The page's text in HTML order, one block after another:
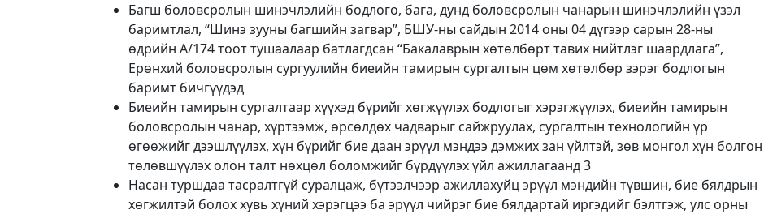
Багш боловсролын шинэчлэлийн бодлого, бага, дунд боловсролын чанарын шинэчлэлийн үзэл
баримтлал, “Шинэ зууны багшийн загвар”, БШУ-ны сайдын 2014 оны 04 дүгээр сарын 28-ны
өдрийн А/174 тоот тушаалаар батлагдсан “Бакалаврын хөтөлбөрт тавих нийтлэг шаардлага”,
Ерөнхий боловсролын сургуулийн биеийн тамирын сургалтын цөм хөтөлбөр зэрэг бодлогын
баримт бичгүүдэд
Биеийн тамирын сургалтаар хүүхэд бүрийг хөгжүүлэх бодлогыг хэрэгжүүлэх, биеийн тамирын
боловсролын чанар, хүртээмж, өрсөлдөх чадварыг сайжруулах, сургалтын технологийн үр
өгөөжийг дээшлүүлэх, хүн бүрийг бие даан эрүүл мэндээ дэмжих зан үйлтэй, зөв монгол хүн болгон
төлөвшүүлэх олон талт нөхцөл боломжийг бүрдүүлэх үйл ажиллагаанд 3
Насан туршдаа тасралтгүй суралцаж, бүтээлчээр ажиллахуйц эрүүл мэндийн түвшин, бие бялдрын
хөгжилтэй болох хувь хүний хэрэгцээ ба эрүүл чийрэг бие бялдартай иргэдийг бэлтгэж, улс орны